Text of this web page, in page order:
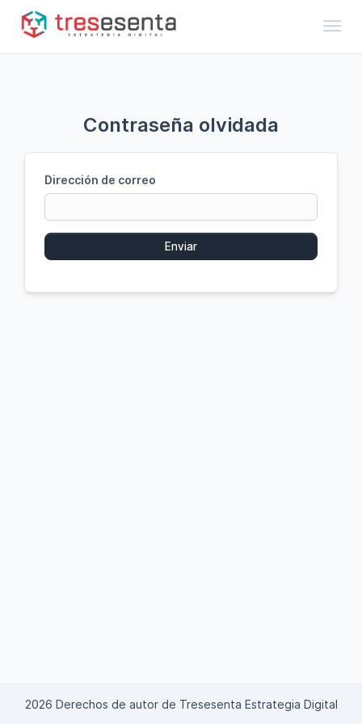
Contraseña olvidada
Dirección de correo
Enviar
2026 Derechos de autor de Tresesenta Estrategia Digital